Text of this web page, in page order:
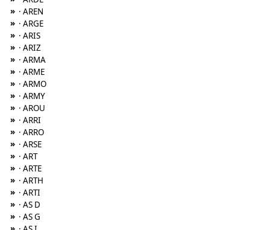
» · AREN
» · ARGE
» · ARIS
» · ARIZ
» · ARMA
» · ARME
» · ARMO
» · ARMY
» · AROU
» · ARRI
» · ARRO
» · ARSE
» · ART
» · ARTE
» · ARTH
» · ARTI
» · AS D
» · AS G